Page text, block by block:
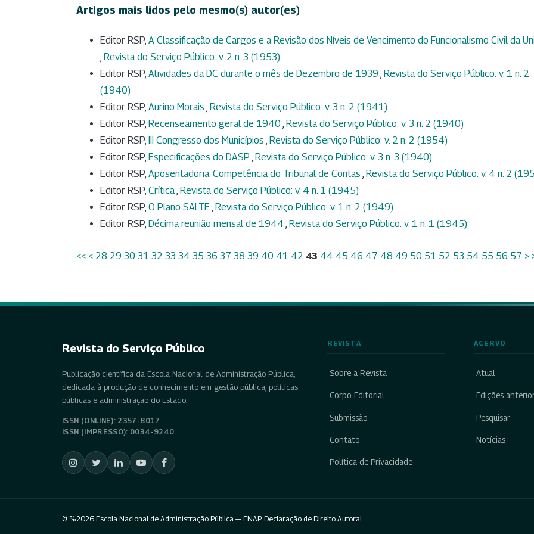
Artigos mais lidos pelo mesmo(s) autor(es)
Editor RSP, A Classificação de Cargos e a Revisão dos Níveis de Vencimento do Funcionalismo Civil da
, Revista do Serviço Público: v. 2 n. 3 (1953)
Editor RSP, Atividades da DC durante o mês de Dezembro de 1939 , Revista do Serviço Público: v. 1 n. 2
(1940)
Editor RSP, Aurino Morais , Revista do Serviço Público: v. 3 n. 2 (1941)
Editor RSP, Recenseamento geral de 1940 , Revista do Serviço Público: v. 3 n. 2 (1940)
Editor RSP,
III Congresso dos Municípios , Revista do Serviço Público: v. 2 n. 2 (1954)
Editor RSP, Especificações do DASP , Revista do Serviço Público: v. 3 n. 3 (1940)
Editor RSP, Aposentadoria. Competência do Tribunal de Contas , Revista do Serviço Público: v. 4 n. 2
Editor RSP, Crítica, Revista do Serviço Público: v. 4 n. 1 (1945)
Editor RSP, O Plano SALTE , Revista do Serviço Público: v. 1 n. 2 (1949)
Editor RSP, Décima reunião mensal de 1944 , Revista do Serviço Público: v. 1 n. 1 (1945)
<< < 28 29 30 31 32 33 34 35 36 37 38 39 40 41 42 43 44 45 46 47 48 49 50 51 52 53 54 55 56 57 >
Revista do Serviço Público
Publicação científica da Escola Nacional de Administração Pública,
dedicada à produção de conhecimento em gestão pública, políticas
públicas e administração do Estado.
ISSN (ONLINE): 2357-8017
ISSN (IMPRESSO): 0034-9240
REVISTA
Sobre a Revista
Corpo Editorial
Submissão
Contato
Política de Privacidade
ACERVO
Atual
Edições
Pesquisar
Notícias
© %2026 Escola Nacional de Administração Pública — ENAP. Declaração de Direito Autoral